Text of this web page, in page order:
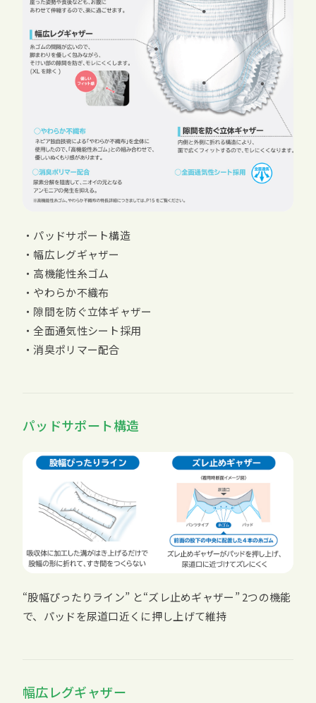
・パッドサポート構造
・幅広レグギャザー
・高機能性糸ゴム
・やわらか不織布
・隙間を防ぐ立体ギャザー
・全面通気性シート採用
・消臭ポリマー配合
パッドサポート構造
“股幅ぴったりライン” と“ズレ止めギャザー” 2つの機能
で、パッドを尿道口近くに押し上げて維持
幅広レグギャザー